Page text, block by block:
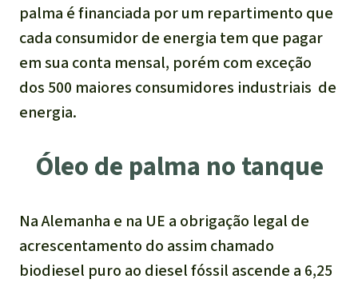
palma é financiada por um repartimento que
cada consumidor de energia tem que pagar
em sua conta mensal, porém com exceção
dos 500 maiores consumidores industriais de
energia.
Óleo de palma no tanque
Na Alemanha e na UE a obrigação legal de
acrescentamento do assim chamado
biodiesel puro ao diesel fóssil ascende a 6,25